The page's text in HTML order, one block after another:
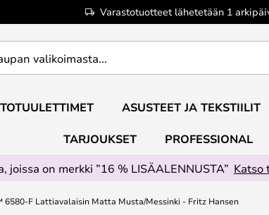
Varastotuotteet lähetetään 1
ASUSTEET JA TEKSTIILIT
TARJOUKSET
PROFESSIONAL
joissa on merkki ”16 % LISÄALENNUSTA” Katso
6580-F Lattiavalaisin Matta Musta/Messinki - Fritz Hansen